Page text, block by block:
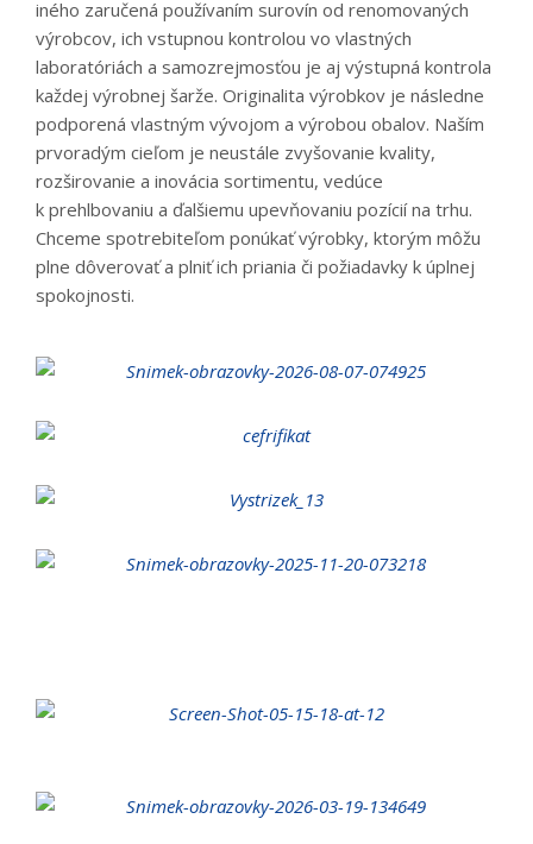
iného zaručená používaním surovín od renomovaných
výrobcov, ich vstupnou kontrolou vo vlastných
laboratóriách a samozrejmosťou je aj výstupná kontrola
každej výrobnej šarže. Originalita výrobkov je následne
podporená vlastným vývojom a výrobou obalov. Naším
prvoradým cieľom je neustále zvyšovanie kvality,
rozširovanie a inovácia sortimentu, vedúce
k prehlbovaniu a ďalšiemu upevňovaniu pozícií na trhu.
Chceme spotrebiteľom ponúkať výrobky, ktorým môžu
plne dôverovať a plniť ich priania či požiadavky k úplnej
spokojnosti.